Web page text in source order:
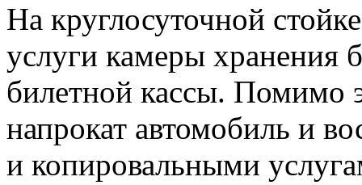
На круглосуточной
услуги камеры хранения
билетной кассы. Помимо
напрокат автомобиль и
и копировальными